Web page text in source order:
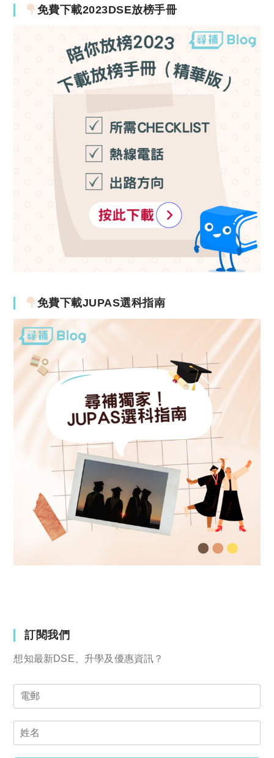
免費下載2023DSE放榜手冊
免費下載JUPAS選科指南
訂閱我們
想知最新DSE、升學及優惠資訊？